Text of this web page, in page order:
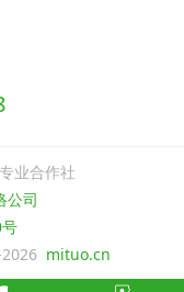
业合作社
公司
mituo.cn